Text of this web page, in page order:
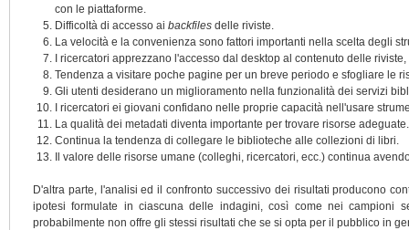
con le piattaforme.
Difficoltà di accesso ai backfiles delle riviste.
La velocità e la convenienza sono fattori importanti nella scelta degli
I ricercatori apprezzano l'accesso dal desktop al contenuto delle
Tendenza a visitare poche pagine per un breve periodo e sfogliare le
Gli utenti desiderano un miglioramento nella funzionalità dei servizi
I ricercatori ei giovani confidano nelle proprie capacità nell'usare
La qualità dei metadati diventa importante per trovare risorse adeguate.
Continua la tendenza di collegare le biblioteche alle collezioni di libri.
Il valore delle risorse umane (colleghi, ricercatori, ecc.) continua
D'altra parte, l'analisi ed il confronto successivo dei risultati producono
ipotesi formulate in ciascuna delle indagini, così come nei campioni
probabilmente non offre gli stessi risultati che se si opta per il pubblico in